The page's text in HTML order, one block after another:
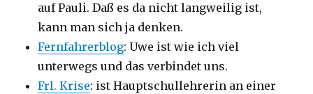
auf Pauli. Daß es da nicht langweilig ist,
kann man sich ja denken.
Fernfahrerblog: Uwe ist wie ich viel
unterwegs und das verbindet uns.
Frl. Krise: ist Hauptschullehrerin an einer